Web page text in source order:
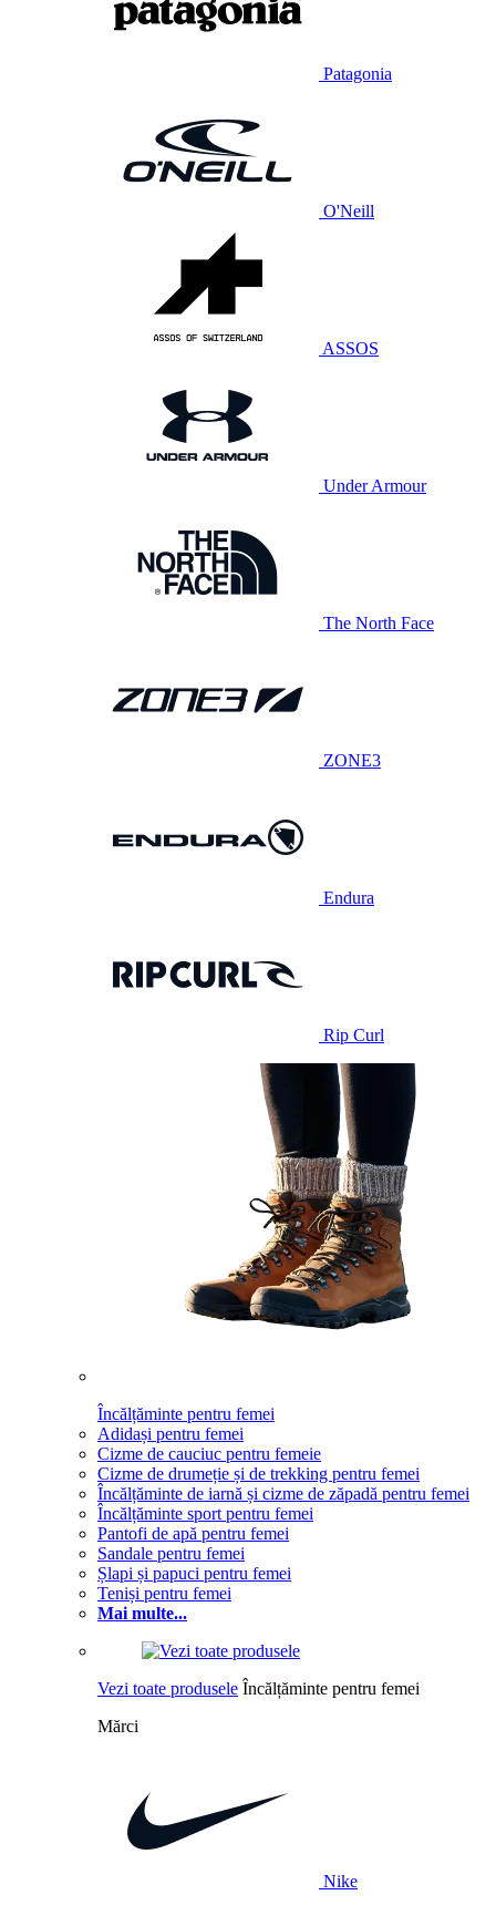
Patagonia
O'Neill
ASSOS
Under Armour
The North Face
ZONE3
Endura
Rip Curl
Încălțăminte pentru femei
Adidași pentru femei
Cizme de cauciuc pentru femeie
Cizme de drumeție și de trekking pentru femei
Încălțăminte de iarnă și cizme de zăpadă pentru femei
Încălțăminte sport pentru femei
Pantofi de apă pentru femei
Sandale pentru femei
Șlapi și papuci pentru femei
Teniși pentru femei
Mai multe...
Vezi toate produsele Încălțăminte pentru femei
Mărci
Nike